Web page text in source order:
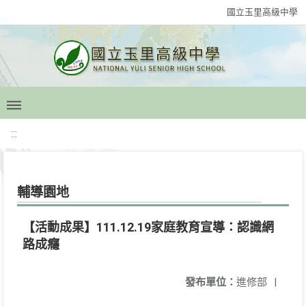
國立玉里高級中學
:::
輔導園地
【活動成果】111.12.19家庭教育宣導：認識網
路成癮
發布單位： 進修部 |